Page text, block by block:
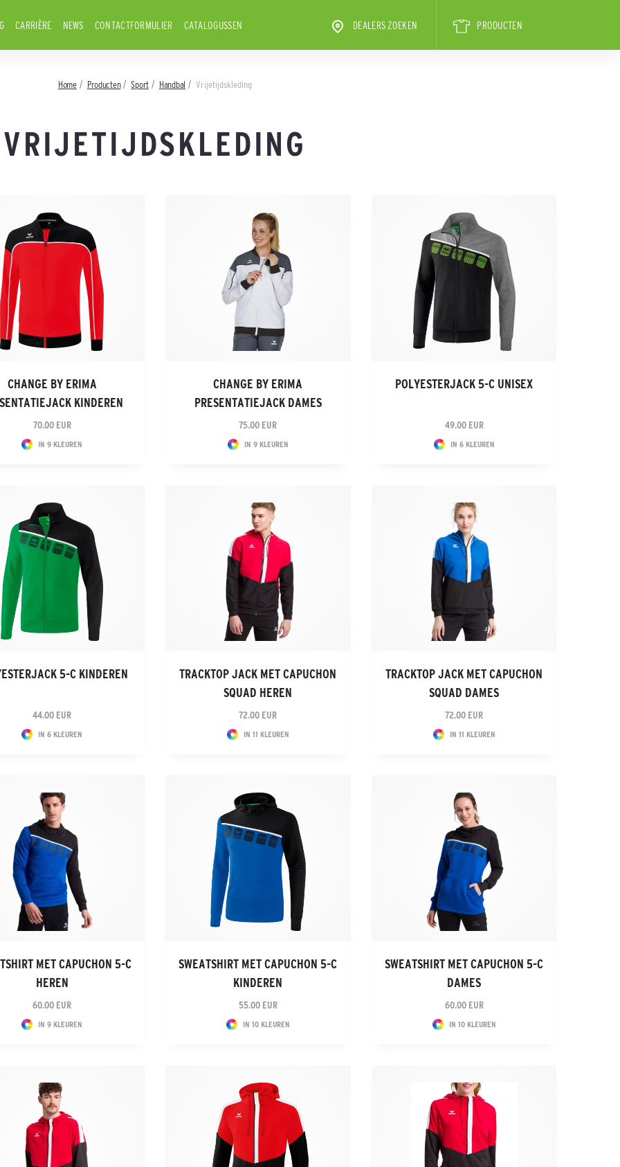
CARRIÈRE NEWS CONTACTFORMULIER CATALOGUSSEN DEALERS ZOEKEN PRODUCTEN
Home Producten Sport Handbal Vrijetijdskleding
VRIJETIJDSKLEDING
CHANGE BY ERIMA
KINDEREN
70.00 EUR
IN 9 KLEUREN
CHANGE BY ERIMA
PRESENTATIEJACK DAMES
75.00 EUR
IN 9 KLEUREN
POLYESTERJACK 5-C UNISEX
49.00 EUR
IN 6 KLEUREN
5-C KINDEREN
44.00 EUR
IN 6 KLEUREN
TRACKTOP JACK MET CAPUCHON
SQUAD HEREN
72.00 EUR
IN 11 KLEUREN
TRACKTOP JACK MET CAPUCHON
SQUAD DAMES
72.00 EUR
IN 11 KLEUREN
MET CAPUCHON 5-C
HEREN
60.00 EUR
IN 9 KLEUREN
SWEATSHIRT MET CAPUCHON 5-C
KINDEREN
55.00 EUR
IN 10 KLEUREN
SWEATSHIRT MET CAPUCHON 5-C
DAMES
60.00 EUR
IN 10 KLEUREN